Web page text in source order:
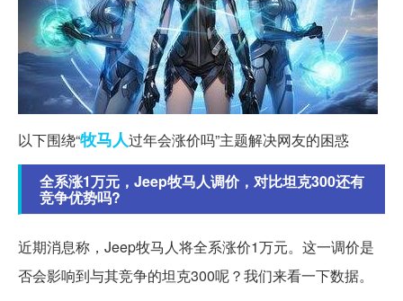
以下围绕“牧马人过年会涨价吗”主题解决网友的困惑
全系涨1万元，Jeep牧马人调价，对比坦克300还有
竞争优势吗?
近期消息称，Jeep牧马人将全系涨价1万元。这一调价是
否会影响到与其竞争的坦克300呢？我们来看一下数据。